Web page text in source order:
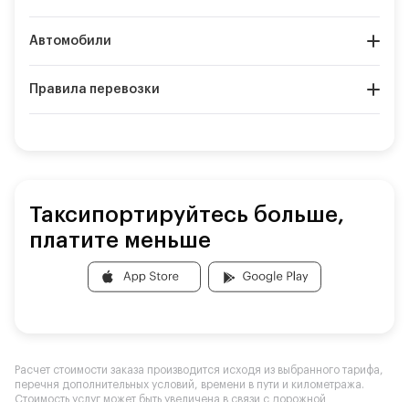
Автомобили
Правила перевозки
Таксипортируйтесь больше,
платите меньше
Расчет стоимости заказа производится исходя из выбранного тарифа,
перечня дополнительных условий, времени в пути и километража.
Стоимость услуг может быть увеличена в связи с дорожной